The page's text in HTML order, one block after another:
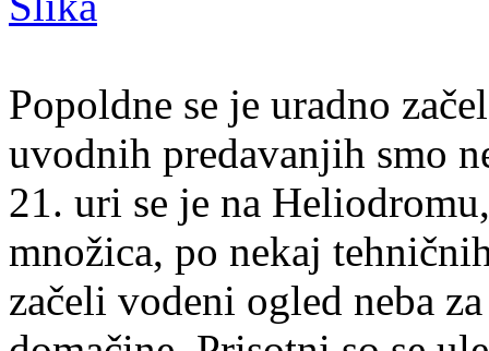
Popoldne se je uradno
uvodnih predavanjih smo
21. uri se je na
množica, po nekaj
začeli vodeni ogled neba